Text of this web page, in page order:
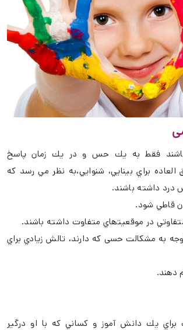
فقط به يك حس و در يك زمان پاسخ
براي بينايي، شنوايي،به نظر مي رسد که
درد داشته باشند.
قاطي شود.
در موقعيتھاي متفاوت داشته باشند.
به مشكالت حسی كه دارند، تالش زيادي براي
دھند.
براي يك دانش آموز و كساني كه با او درگير